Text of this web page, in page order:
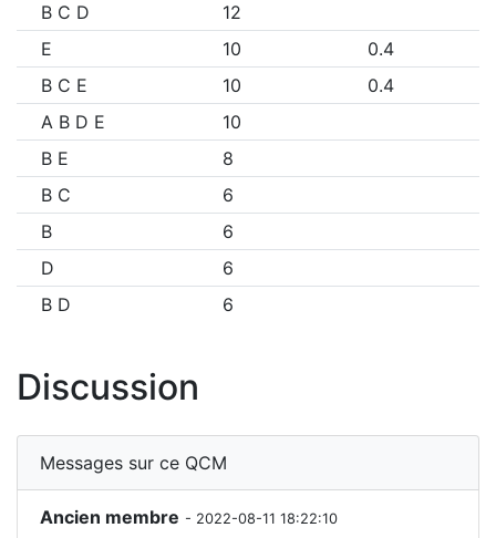
B C D
12
E
10
0.4
B C E
10
0.4
A B D E
10
B E
8
B C
6
B
6
D
6
B D
6
Discussion
Messages sur ce QCM
Ancien membre - 2022-08-11 18:22:10